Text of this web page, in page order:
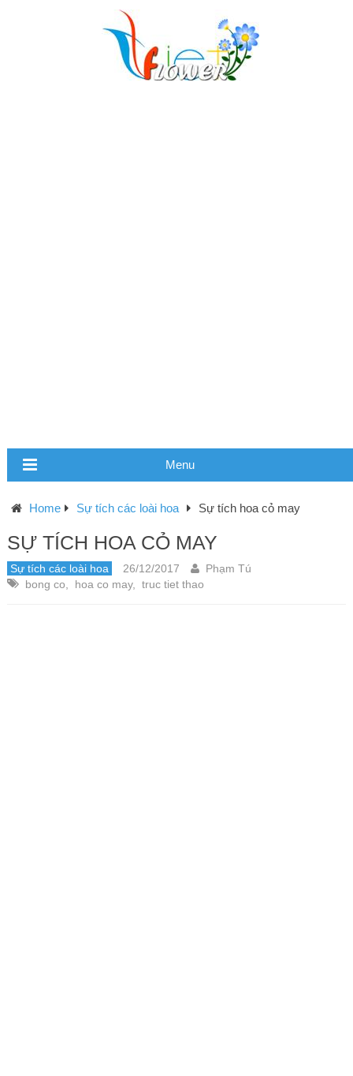
Menu
Home Sự tích các loài hoa Sự tích hoa cỏ may
SỰ TÍCH HOA CỎ MAY
Sự tích các loài hoa 26/12/2017
Phạm Tú
bong co
hoa co may, truc tiet thao